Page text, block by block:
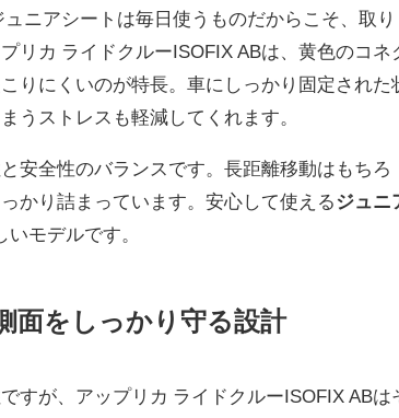
ニアシートは毎日使うものだからこそ、取り
リカ ライドクルーISOFIX ABは、黄色のコネ
りにくいのが特長。車にしっかり固定された
うストレスも軽減してくれます。
安全性のバランスです。長距離移動はもちろ
かり詰まっています。安心して使えるジュニ
モデルです。
面をしっかり守る設計
すが、アップリカ ライドクルーISOFIX ABは